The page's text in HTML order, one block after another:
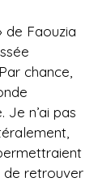
de Faouzia
chance,
Je n’ai pas
de retrouver